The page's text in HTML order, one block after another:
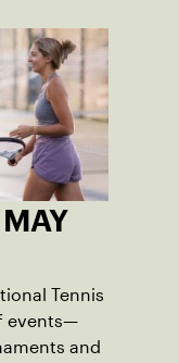
MAY
Tennis
events—
and